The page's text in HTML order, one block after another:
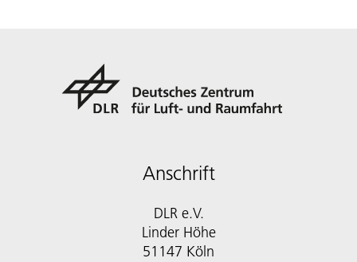
Anschrift
DLR e.V.
Linder Höhe
51147 Köln